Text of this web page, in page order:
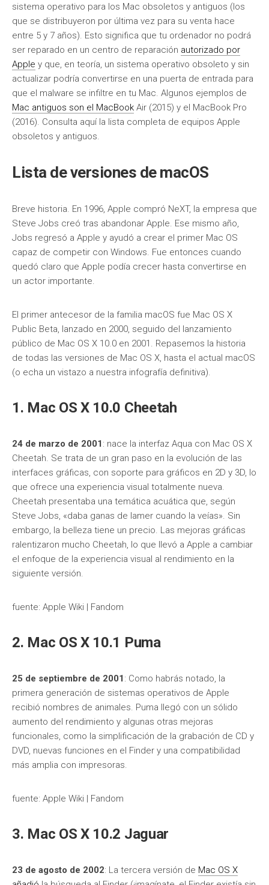
sistema operativo para los Mac obsoletos y antiguos (los
que se distribuyeron por última vez para su venta hace
entre 5 y 7 años). Esto significa que tu ordenador no podrá
ser reparado en un centro de reparación autorizado por
Apple y que, en teoría, un sistema operativo obsoleto y sin
actualizar podría convertirse en una puerta de entrada para
que el malware se infiltre en tu Mac. Algunos ejemplos de
Mac antiguos son el MacBook Air (2015) y el MacBook Pro
(2016). Consulta aquí la lista completa de equipos Apple
obsoletos y antiguos.
Lista de versiones de macOS
Breve historia. En 1996, Apple compró NeXT, la empresa que
Steve Jobs creó tras abandonar Apple. Ese mismo año,
Jobs regresó a Apple y ayudó a crear el primer Mac OS
capaz de competir con Windows. Fue entonces cuando
quedó claro que Apple podía crecer hasta convertirse en
un actor importante.
El primer antecesor de la familia macOS fue Mac OS X
Public Beta, lanzado en 2000, seguido del lanzamiento
público de Mac OS X 10.0 en 2001. Repasemos la historia
de todas las versiones de Mac OS X, hasta el actual macOS
(o echa un vistazo a nuestra infografía definitiva).
1. Mac OS X 10.0 Cheetah
24 de marzo de 2001 : nace la interfaz Aqua con Mac OS X
Cheetah. Se trata de un gran paso en la evolución de las
interfaces gráficas, con soporte para gráficos en 2D y 3D, lo
que ofrece una experiencia visual totalmente nueva.
Cheetah presentaba una temática acuática que, según
Steve Jobs, «daba ganas de lamer cuando la veías». Sin
embargo, la belleza tiene un precio. Las mejoras gráficas
ralentizaron mucho Cheetah, lo que llevó a Apple a cambiar
el enfoque de la experiencia visual al rendimiento en la
siguiente versión.
fuente: Apple Wiki | Fandom
2. Mac OS X 10.1 Puma
25 de septiembre de 2001 : Como habrás notado, la
primera generación de sistemas operativos de Apple
recibió nombres de animales. Puma llegó con un sólido
aumento del rendimiento y algunas otras mejoras
funcionales, como la simplificación de la grabación de CD y
DVD, nuevas funciones en el Finder y una compatibilidad
más amplia con impresoras.
fuente: Apple Wiki | Fandom
3. Mac OS X 10.2 Jaguar
23 de agosto de 2002: La tercera versión de Mac OS X